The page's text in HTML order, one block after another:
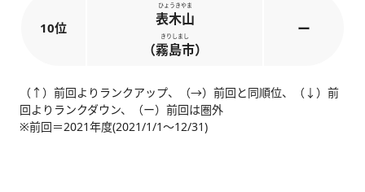
10位
ひょうきやま
表木山
きりしまし
（霧島市）
ー
（↑）前回よりランクアップ、（→）前回と同順位、（↓）前
回よりランクダウン、（ー）前回は圏外
※前回＝2021年度(2021/1/1～12/31)